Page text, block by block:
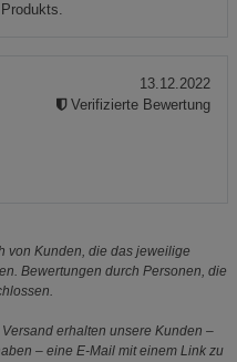
13.12.2022
Verifizierte Bewertung
von Kunden, die das jeweilige
Bewertungen durch Personen, die
erhalten unsere Kunden –
– eine E-Mail mit einem Link zu